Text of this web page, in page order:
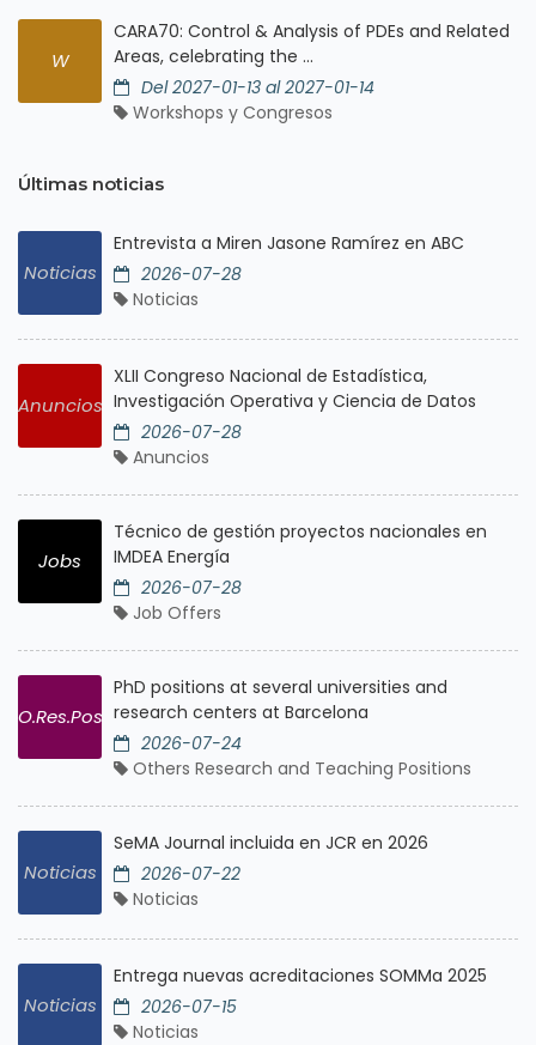
W
CARA70: Control & Analysis of PDEs and Related
Areas, celebrating the ...
Del 2027-01-13 al 2027-01-14
Workshops y Congresos
Últimas noticias
Noticias
Entrevista a Miren Jasone Ramírez en ABC
2026-07-28
Noticias
Anuncios
XLII Congreso Nacional de Estadística,
Investigación Operativa y Ciencia de Datos
2026-07-28
Anuncios
Jobs
Técnico de gestión proyectos nacionales en
IMDEA Energía
2026-07-28
Job Offers
O.Res.Pos
PhD positions at several universities and
research centers at Barcelona
2026-07-24
Others Research and Teaching Positions
Noticias
SeMA Journal incluida en JCR en 2026
2026-07-22
Noticias
Noticias
Entrega nuevas acreditaciones SOMMa 2025
2026-07-15
Noticias